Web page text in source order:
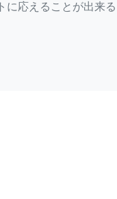
に応えることが出来る